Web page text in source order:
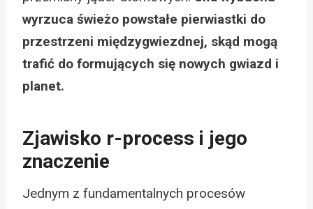
wyrzuca świeżo powstałe pierwiastki do
przestrzeni międzygwiezdnej, skąd mogą
trafić do formujących się nowych gwiazd i
planet.
Zjawisko r-process i jego
znaczenie
Jednym z fundamentalnych procesów